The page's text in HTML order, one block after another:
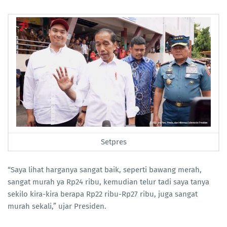
Setpres
“Saya lihat harganya sangat baik, seperti bawang merah,
sangat murah ya Rp24 ribu, kemudian telur tadi saya tanya
sekilo kira-kira berapa Rp22 ribu-Rp27 ribu, juga sangat
murah sekali,” ujar Presiden.